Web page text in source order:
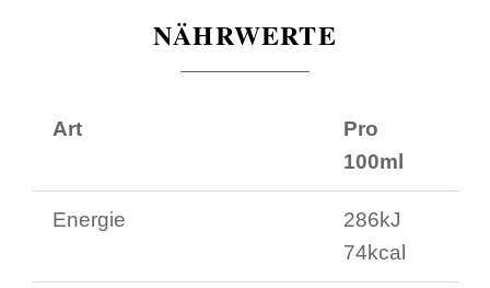
NÄHRWERTE
Art
Pro
100ml
Energie
286kJ
74kcal